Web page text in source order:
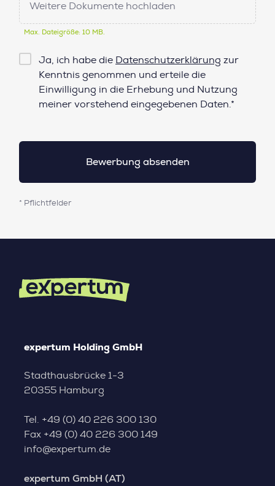
Weitere Dokumente hochladen
Max. Dateigröße: 10 MB.
Checkbox
Datenschutz*
Ja, ich habe die Datenschutzerklärung zur
Kenntnis genommen und erteile die
Einwilligung in die Erhebung und Nutzung
meiner vorstehend eingegebenen Daten.*
* Pflichtfelder
expertum Holding GmbH
Stadthausbrücke 1-3
20355 Hamburg
Tel. +49 (0) 40 226 300 130
Fax +49 (0) 40 226 300 149
info@expertum.de
expertum GmbH (AT)